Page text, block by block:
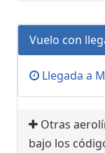
Vuelo con
Llegada a
Otras
bajo los